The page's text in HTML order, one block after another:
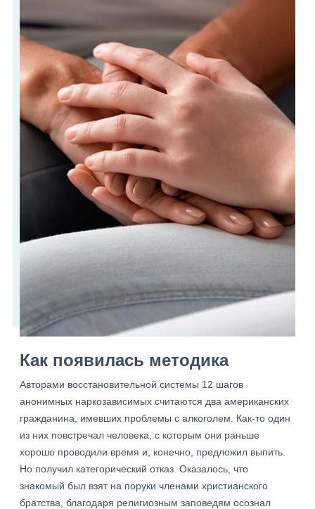
Как появилась методика
Авторами восстановительной системы 12 шагов
анонимных наркозависимых считаются два американских
гражданина, имевших проблемы с алкоголем. Как-то один
из них повстречал человека, с которым они раньше
хорошо проводили время и, конечно, предложил выпить.
Но получил категорический отказ. Оказалось, что
знакомый был взят на поруки членами христианского
братства, благодаря религиозным заповедям осознал